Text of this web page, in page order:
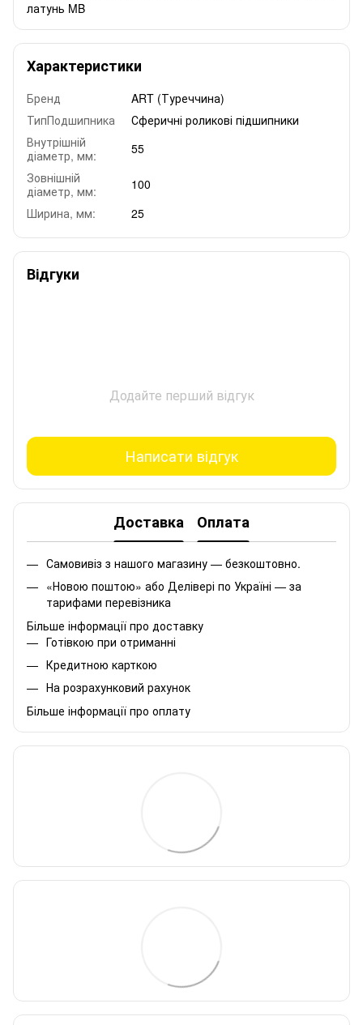
латунь MB
Характеристики
Бренд
ART (Туреччина)
ТипПодшипника
Сферичні роликові підшипники
Внутрішній
діаметр, мм:
55
Зовнішній
діаметр, мм:
100
Ширина, мм:
25
Відгуки
Додайте перший відгук
Написати відгук
Доставка Оплата
Самовивіз з нашого магазину — безкоштовно.
«Новою поштою» або Делівері по Україні — за
тарифами перевізника
Більше інформації про доставку
Готівкою при отриманні
Кредитною карткою
На розрахунковий рахунок
Більше інформації про оплату